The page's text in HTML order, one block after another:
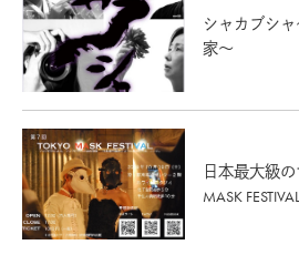
シャカブシ
家〜
日本最大級
MASK